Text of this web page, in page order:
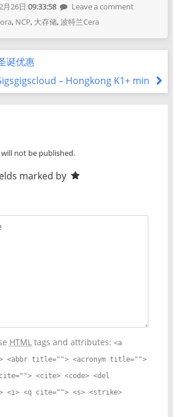
月26日 09:33:58
Leave a comment
, NCP, 大存储,波特兰Cera
诞优惠
– Hongkong K1+ min
not be published.
marked by
HTMLtags and attributes: <a
<abbr title=""> <acronym title="">
<cite> <code> <del
<i> <q cite=""> <s> <strike>